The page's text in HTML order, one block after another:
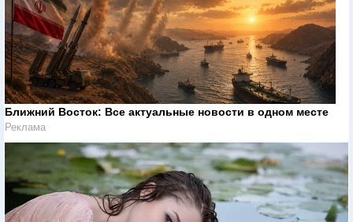
Ближний Восток: Все актуальные новости в одном месте
Реклама